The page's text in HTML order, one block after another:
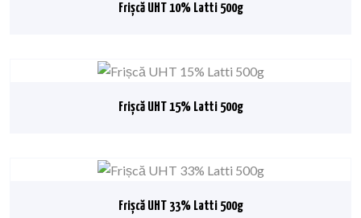
Frișcă UHT 10% Latti 500g
Frișcă UHT 15% Latti 500g
Frișcă UHT 33% Latti 500g